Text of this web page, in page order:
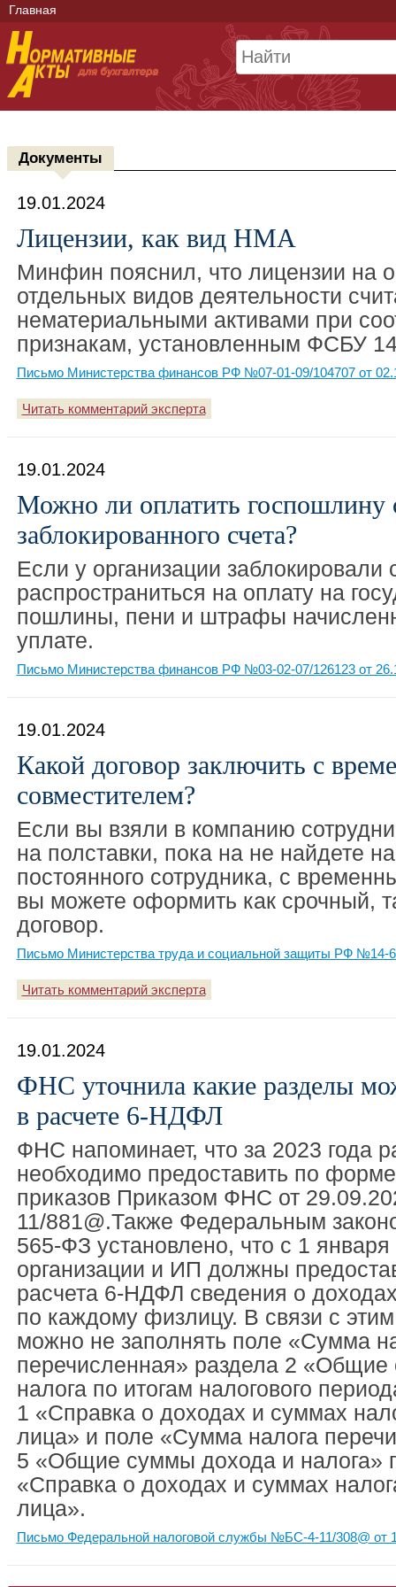
Главная
Документы
19.01.2024
Лицензии, как вид НМА
Минфин пояснил, что лицензии на
отдельных видов деятельности
нематериальными активами при
признакам, установленным ФСБУ
Письмо Министерства финансов РФ №07-01-09/104707 от
Читать комментарий эксперта
19.01.2024
Можно ли оплатить госпошлину
заблокированного счета?
Если у организации заблокировали
распространиться на оплату на
пошлины, пени и штрафы
уплате.
Письмо Министерства финансов РФ №03-02-07/126123 от
19.01.2024
Какой договор заключить с
совместителем?
Если вы взяли в компанию
на полставки, пока на не найдете
постоянного сотрудника, с
вы можете оформить как срочный,
договор.
Письмо Министерства труда и социальной защиты РФ №14-
Читать комментарий эксперта
19.01.2024
ФНС уточнила какие разделы
в расчете 6-НДФЛ
ФНС напоминает, что за 2023 года
необходимо предоставить по
приказов Приказом ФНС от
11/881@.Также Федеральным
565-ФЗ установлено, что с 1 января
организации и ИП должны
расчета 6-НДФЛ сведения о
по каждому физлицу. В связи с
можно не заполнять поле «Сумма
перечисленная» раздела 2
налога по итогам налогового
1 «Справка о доходах и суммах
лица» и поле «Сумма налога
5 «Общие суммы дохода и
«Справка о доходах и суммах
лица».
Письмо Федеральной налоговой службы №БС-4-11/308@ от